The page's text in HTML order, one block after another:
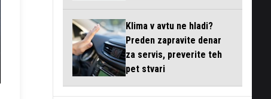
Klima v avtu ne hladi?
Preden zapravite denar
za servis, preverite teh
pet stvari